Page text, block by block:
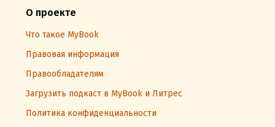
О проекте
Что такое MyBook
Правовая информация
Правообладателям
Загрузить подкаст в MyBook и Литрес
Политика конфиденциальности